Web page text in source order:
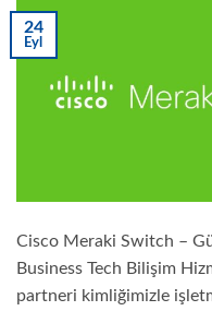
24
Eyl
Cisco Meraki Switch –
Business Tech Bilişim
partneri kimliğimizle